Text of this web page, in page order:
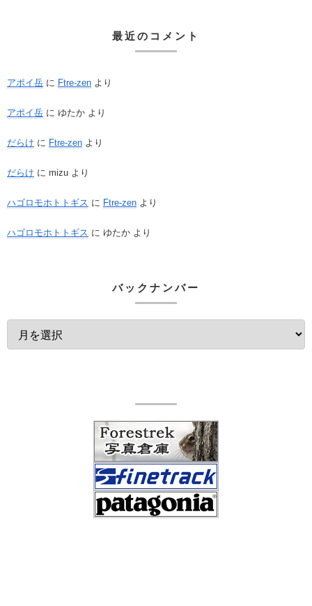
最近のコメント
アポイ岳 に Ftre-zen より
アポイ岳 に ゆたか より
だらけ に Ftre-zen より
だらけ に mizu より
ハゴロモホトトギス に Ftre-zen より
ハゴロモホトトギス に ゆたか より
バックナンバー